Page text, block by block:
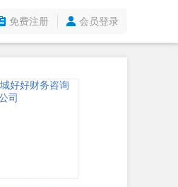
免费注册 会员登录